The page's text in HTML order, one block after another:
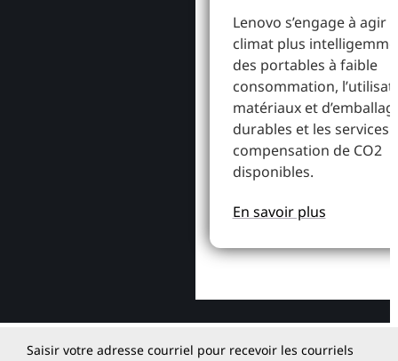
Lenovo s’engage à agir
climat plus
des portables à faible
consommation,
matériaux et
durables et les services
compensation de CO2
disponibles.
En savoir plus
Saisir votre adresse courriel pour recevoir les courriels